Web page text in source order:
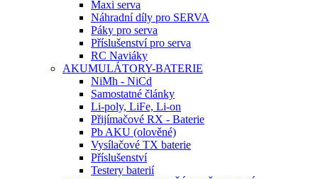
Maxi serva
Náhradní díly pro SERVA
Páky pro serva
Příslušenství pro serva
RC Naviáky
AKUMULÁTORY-BATERIE
NiMh - NiCd
Samostatné články
Li-poly, LiFe, Li-on
Přijímačové RX - Baterie
Pb AKU (olověné)
Vysílačové TX baterie
Příslušenství
Testery baterií